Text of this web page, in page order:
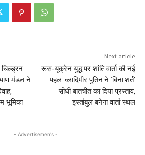
मंडल ने
भूमिका
Next article
रूस-यूक्रेन युद्ध पर शांति वार्ता की नई
पहल: व्लादिमीर पुतिन ने ‘बिना शर्त’
सीधी बातचीत का दिया प्रस्ताव,
इस्तांबुल बनेगा वार्ता स्थल
- Advertisemen's -